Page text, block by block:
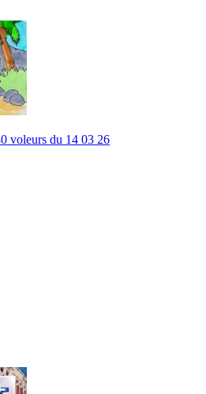
voleurs du 14 03 26